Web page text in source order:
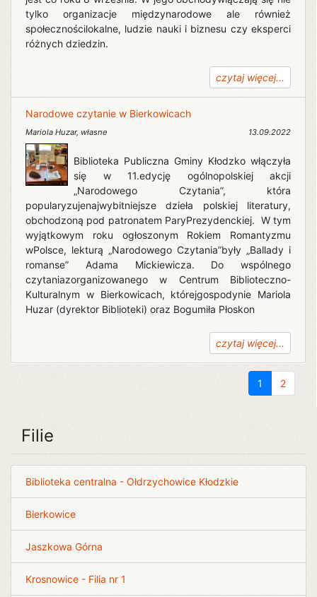
tylko organizacje międzynarodowe ale również
społecznościlokalne, ludzie nauki i biznesu czy eksperci
różnych dziedzin.
czytaj więcej...
Narodowe czytanie w Bierkowicach
Mariola Huzar, własne 13.09.2022
Biblioteka Publiczna Gminy Kłodzko włączyła
się w 11.edycję ogólnopolskiej akcji
„Narodowego Czytania”, która
popularyzujenajwybitniejsze dzieła polskiej literatury,
obchodzoną pod patronatem ParyPrezydenckiej. W tym
wyjątkowym roku ogłoszonym Rokiem Romantyzmu
wPolsce, lekturą „Narodowego Czytania”były „Ballady i
romanse” Adama Mickiewicza. Do wspólnego
czytaniazorganizowanego w Centrum Biblioteczno-
Kulturalnym w Bierkowicach, którejgospodynie Mariola
Huzar (dyrektor Biblioteki) oraz Bogumiła Płoskon
czytaj więcej...
1 2
Filie
Biblioteka centralna - Ołdrzychowice Kłodzkie
Bierkowice
Jaszkowa Górna
Krosnowice - Filia nr 1